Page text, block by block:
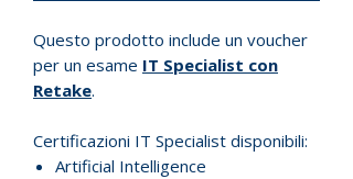
Questo prodotto include un voucher
per un esame IT Specialist con
Retake.
Certificazioni IT Specialist disponibili:
Artificial Intelligence